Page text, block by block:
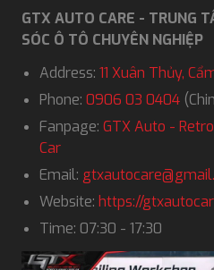
GTX AUTO CARE - TRUNG
SÓC Ô TÔ CHUYÊN NGHIỆP
Address: 11 Xuân Thủy,
Phone: 0906 03 0404
Fanpage: GTX Auto -
Car
Email:
Website: https://
Time: 07:30 - 17:30